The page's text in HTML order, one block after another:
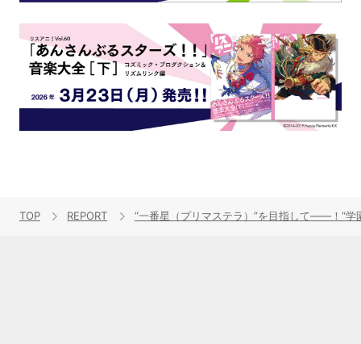
TOP REPORT “一番星（プリマステラ）”を目指して――！“